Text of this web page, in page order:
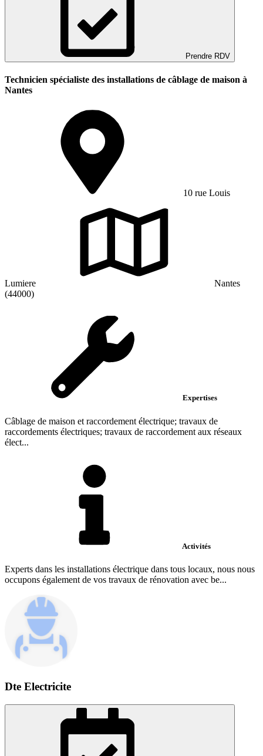
Prendre RDV
Technicien spécialiste des installations de câblage de maison à
Nantes
10 rue Louis
Lumiere
Nantes
(44000)
Expertises
Câblage de maison et raccordement électrique; travaux de
raccordements électriques; travaux de raccordement aux réseaux
élect...
Activités
Experts dans les installations électrique dans tous locaux, nous nous
occupons également de vos travaux de rénovation avec be...
Dte Electricite